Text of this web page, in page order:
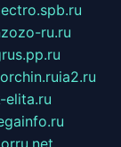
ru.ru
ia2.ru
elita.ru